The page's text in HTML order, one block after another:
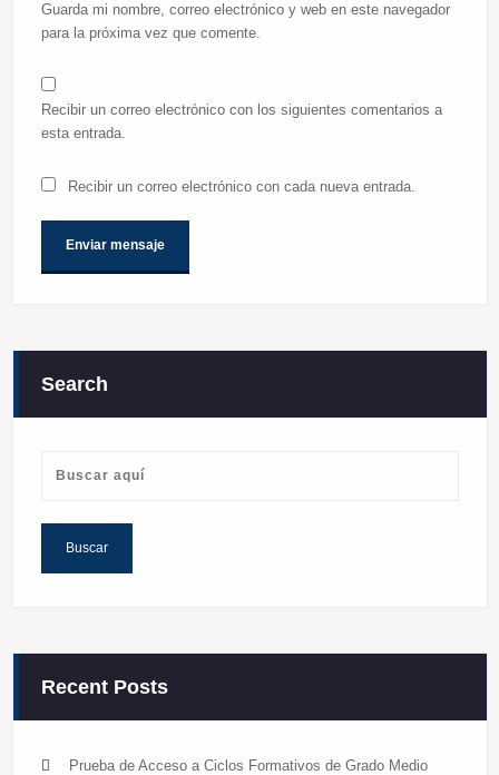
Guarda mi nombre, correo electrónico y web en este navegador
para la próxima vez que comente.
Recibir un correo electrónico con los siguientes comentarios a
esta entrada.
Recibir un correo electrónico con cada nueva entrada.
Search
Recent Posts
Prueba de Acceso a Ciclos Formativos de Grado Medio